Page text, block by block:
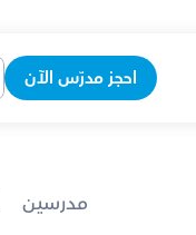
مدرسين
احجز مدرّس الآن